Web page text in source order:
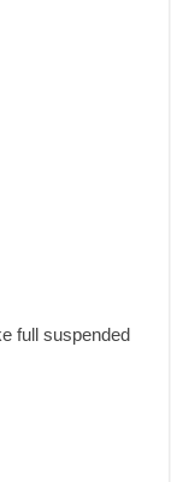
full suspended